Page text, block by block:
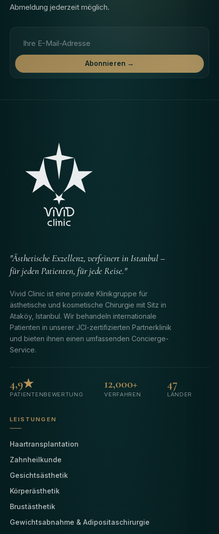
Abmeldung jederzeit möglich.
Abonnieren →
"Ästhetische Exzellenz, verfeinert in Istanbul –
für jeden Patienten, für jede Reise."
Vivid Clinic ist eine private Klinikgruppe für
ästhetische und kosmetische Chirurgie mit Sitz in
Ataköy, Istanbul. Wir behandeln internationale
Patienten in unserer JCI-zertifizierten Partnerklinik
und bieten ihnen einen umfassenden Concierge-
Service.
4,9★
PATIENTENBEWERTUNG
12,000+
VERFAHREN
47
LÄNDER
LEISTUNGEN
Haartransplantation
Zahnheilkunde
Gesichtsästhetik
Körperästhetik
Brustästhetik
Gewichtsabnahme & Adipositaschirurgie